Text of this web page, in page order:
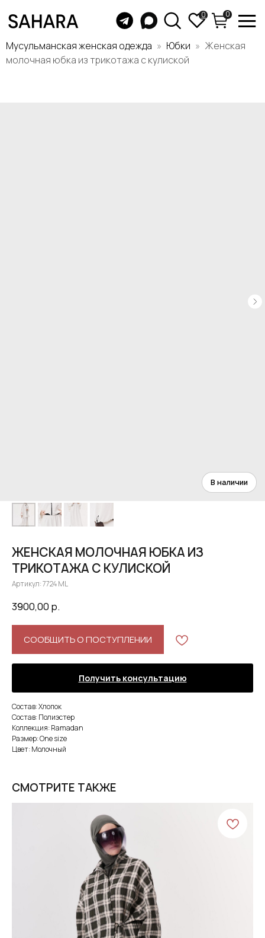
0
Мусульманская женская одежда Юбки
Женская
молочная юбка из трикотажа с кулиской
ЖЕНСКАЯ МОЛОЧНАЯ ЮБКА ИЗ
ТРИКОТАЖА С КУЛИСКОЙ
Артикул:7724 ML
3900,00 р.
СООБЩИТЬ О ПОСТУПЛЕНИИ
Получить консультацию
Состав: Хлопок
Состав: Полиэстер
Коллекция: Ramadan
Размер: One size
Цвет: Молочный
СМОТРИТЕ ТАКЖЕ